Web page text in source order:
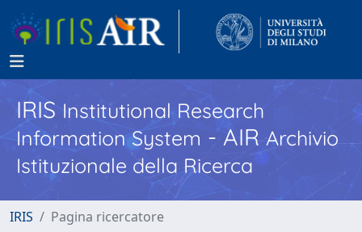
IRISInstitutional Research
Information System - AIR Archivio
Istituzionale della Ricerca
IRIS Pagina ricercatore